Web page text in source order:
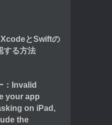
XcodeとSwiftの
する方法
：Invalid
your app
on iPad,
the